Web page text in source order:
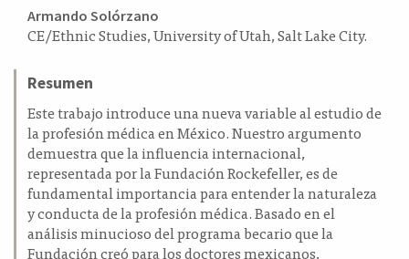
Contenido
principal
artículo
Armando Solórzano
CE/Ethnic Studies, University of Utah, Salt Lake City.
Resumen
Este trabajo introduce una nueva variable al estudio de
la profesión médica en México. Nuestro argumento
demuestra que la influencia internacional,
representada por la Fundación Rockefeller, es de
fundamental importancia para entender la naturaleza
y conducta de la profesión médica. Basado en el
análisis minucioso del programa becario que la
Fundación creó para los doctores mexicanos,